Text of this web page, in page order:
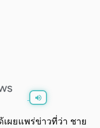
0:00/
ผยแพร่ข่าวที่ว่า ชาย